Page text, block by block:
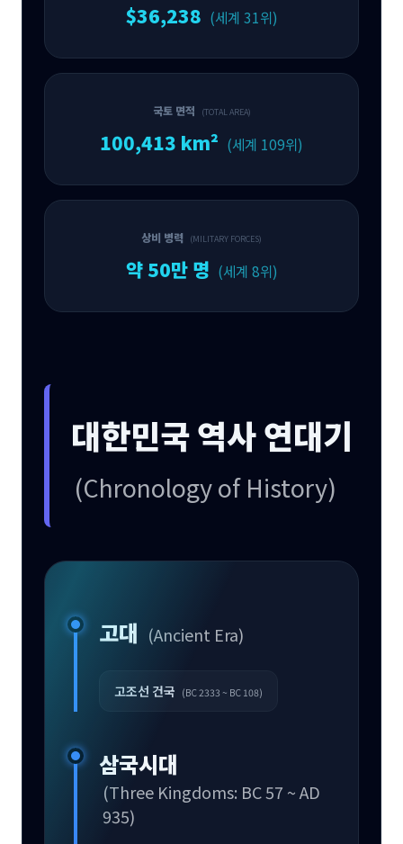
$36,238 (세계 31위)
국토 면적 (TOTAL AREA)
100,413 km² (세계 109위)
상비 병력 (MILITARY FORCES)
약 50만 명 (세계 8위)
대한민국 역사 연대기
(Chronology of History)
고대 (Ancient Era)
고조선 건국 (BC 2333 ~ BC 108)
삼국시대
(Three Kingdoms: BC 57 ~ AD
935)